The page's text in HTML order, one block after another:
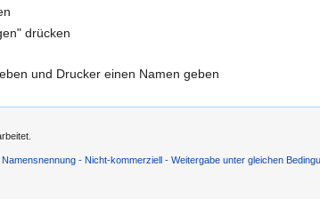
drücken
und Drucker einen Namen geben
- Nicht-kommerziell - Weitergabe unter gleichen